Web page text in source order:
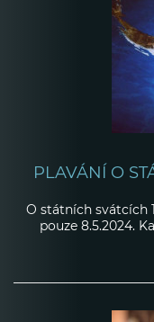
PLAVÁNÍ O
O státních svátcích
pouze 8.5.2024.